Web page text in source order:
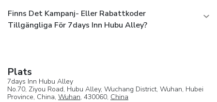
Finns Det Kampanj- Eller Rabattkoder
Tillgängliga För 7days Inn Hubu Alley?
Plats
7days Inn Hubu Alley
No.70, Ziyou Road, Hubu Alley, Wuchang District, Wuhan, Hubei
Province, China, Wuhan, 430060, China